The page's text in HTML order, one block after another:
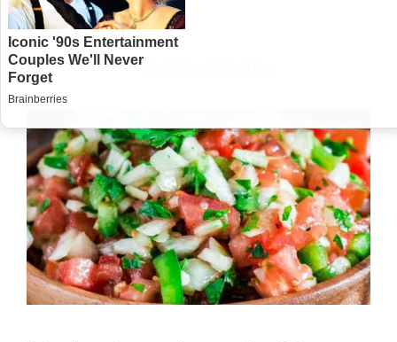
receita
14/08/2022 Por